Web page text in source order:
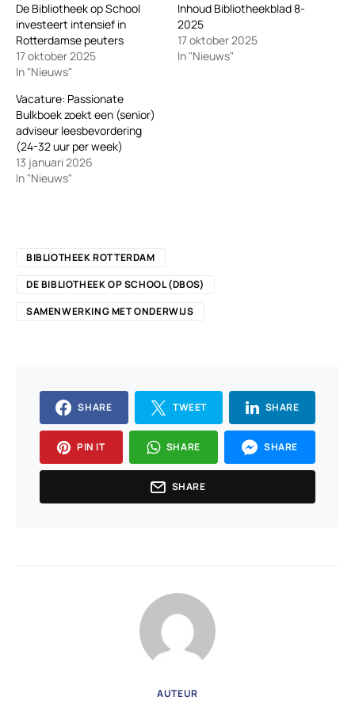
De Bibliotheek op School
investeert intensief in
Rotterdamse peuters
17 oktober 2025
In "Nieuws"
Inhoud Bibliotheekblad 8-
2025
17 oktober 2025
In "Nieuws"
Vacature: Passionate
Bulkboek zoekt een (senior)
adviseur leesbevordering
(24-32 uur per week)
13 januari 2026
In "Nieuws"
BIBLIOTHEEK ROTTERDAM
DE BIBLIOTHEEK OP SCHOOL (DBOS)
SAMENWERKING MET ONDERWIJS
SHARE TWEET SHARE
PIN IT SHARE SHARE
SHARE
AUTEUR